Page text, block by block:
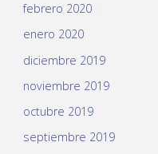
febrero 2020
enero 2020
diciembre 2019
noviembre 2019
octubre 2019
septiembre 2019